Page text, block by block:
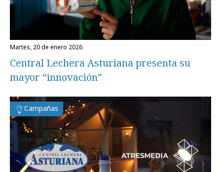
martes, 20 de enero 2026
Central Lechera Asturiana presenta su
mayor “innovación”
Campañas